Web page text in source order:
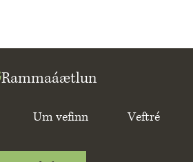
Rammaáætlun
Um vefinn Veftré